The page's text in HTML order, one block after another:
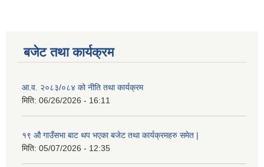
बजेट तथा कार्यक्रम
आ.व. २०८३/०८४ को नीति तथा कार्यक्रम
मिति: 06/26/2026 - 16:11
१९ औ गाउँसभा बाट थप भएका बजेट तथा कार्यक्रमहरु समेत |
मिति: 05/07/2026 - 12:35